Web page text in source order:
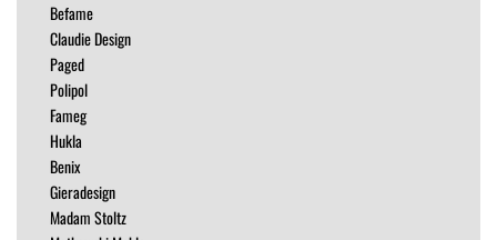
ŁÓŻKA
MEBLE RTV
NAROŻNIKI
OUTLET
PUFY
SOFY
STOLIKI
STOŁY
SZAFKI I KOMODY
Befame
Claudie Design
Paged
Polipol
Fameg
Hukla
Benix
Gieradesign
Madam Stoltz